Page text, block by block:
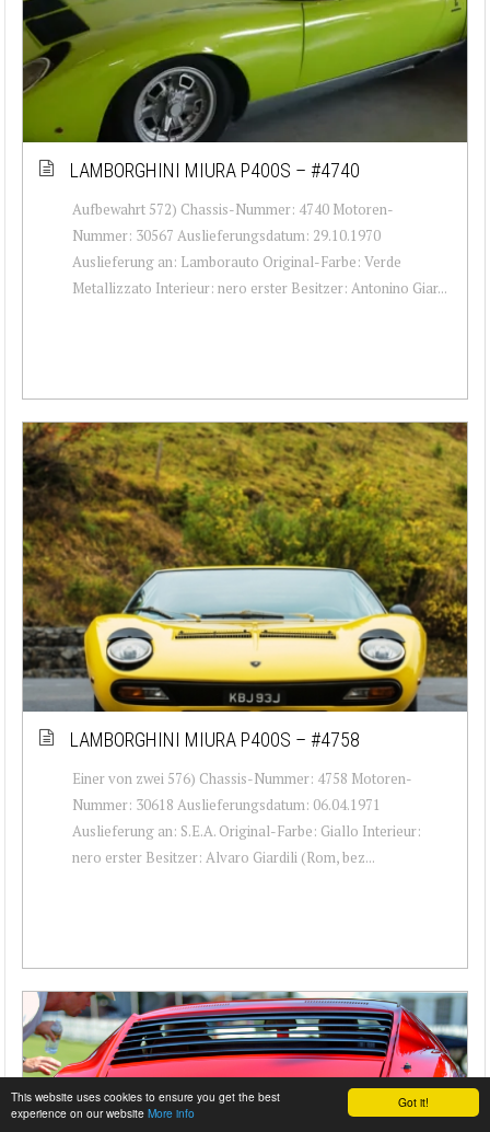
Got it!
This website uses cookies to ensure you get the best
experience on our website More info
LAMBORGHINI MIURA P400S – #4740
Aufbewahrt 572) Chassis-Nummer: 4740 Motoren-
Nummer: 30567 Auslieferungsdatum: 29.10.1970
Auslieferung an: Lamborauto Original-Farbe: Verde
Metallizzato Interieur: nero erster Besitzer: Antonino Giar...
LAMBORGHINI MIURA P400S – #4758
Einer von zwei 576) Chassis-Nummer: 4758 Motoren-
Nummer: 30618 Auslieferungsdatum: 06.04.1971
Auslieferung an: S.E.A. Original-Farbe: Giallo Interieur:
nero erster Besitzer: Alvaro Giardili (Rom, bez...